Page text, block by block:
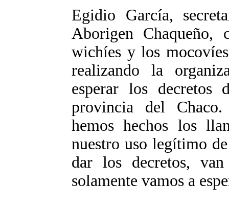
Egidio García,
Aborigen
wichíes y los
realizando la
esperar los
provincia del
hemos hechos los
nuestro uso legítimo
dar los decretos,
solamente vamos a